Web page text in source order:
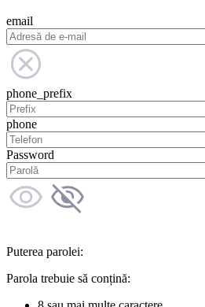
email
phone_prefix
phone
Password
Puterea parolei:
Parola trebuie să conțină: